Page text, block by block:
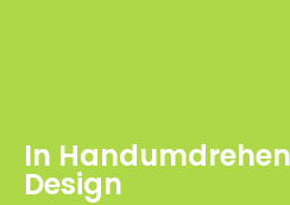
In
Design